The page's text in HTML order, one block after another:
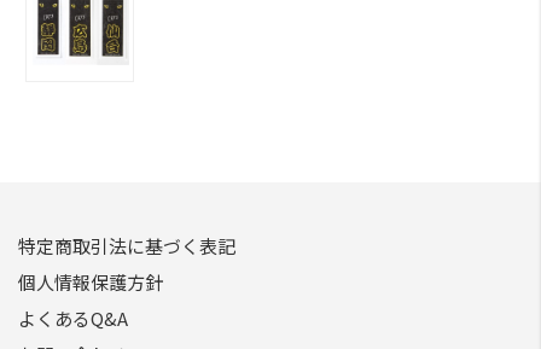
特定商取引法に基づく表記
個人情報保護方針
よくあるQ&A